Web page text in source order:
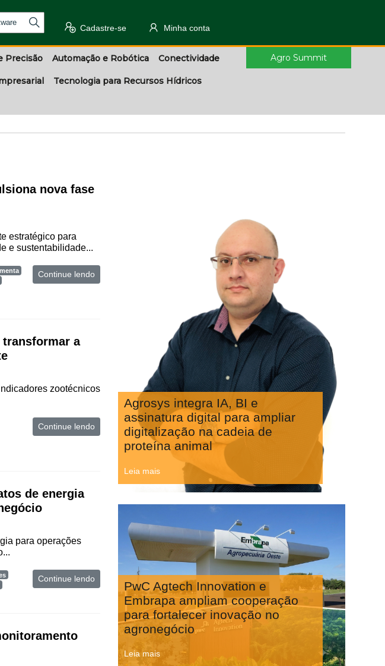
Cadastre-se Minha conta
Precisão Automação e Robótica Conectividade
Tecnologia para Recursos Hídricos
Agro Summit
nova fase
estratégico para
e sustentabilidade...
Continue lendo
a
zootécnicos
Continue lendo
de energia
para operações
Continue lendo
Agrosys integra IA, BI e
assinatura digital para ampliar
digitalização na cadeia de
proteína animal
Leia mais
PwC Agtech Innovation e
Embrapa ampliam cooperação
para fortalecer inovação no
agronegócio
Leia mais